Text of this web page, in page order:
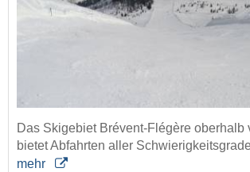
Das Skigebiet Brévent-Flégère oberhalb
bietet Abfahrten aller
mehr